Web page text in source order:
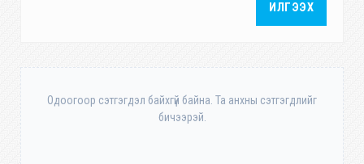
ИЛГЭЭХ
Одоогоор сэтгэгдэл байхгүй байна. Та анхны сэтгэгдлийг
бичээрэй.